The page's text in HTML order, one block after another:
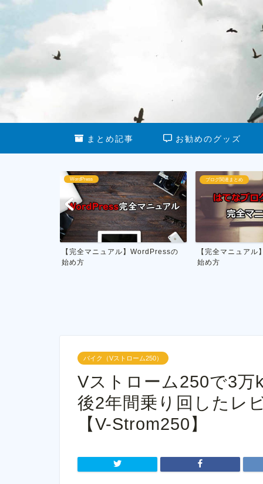
まとめ記事 お勧めのグッズ
ブログ関連まとめ
【完全マニュアル】はてなブログの
始め方
ブログ運営
私がやってる雑記
月1万円を稼ぐ具
バイク（Vストローム250）
Vストローム250で3万
後2年間乗り回したレ
【V-Strom250】